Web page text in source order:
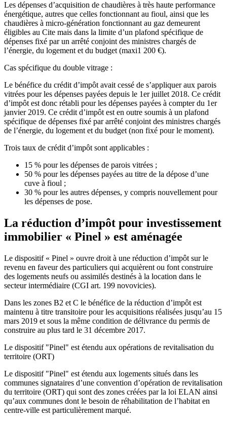
Les dépenses d’acquisition de chaudières à très haute performance
énergétique, autres que celles fonctionnant au fioul, ainsi que les
chaudières à micro-génération fonctionnant au gaz demeurent
éligibles au Cite mais dans la limite d’un plafond spécifique de
dépenses fixé par un arrêté conjoint des ministres chargés de
l’énergie, du logement et du budget (maxi1 200 €).
Cas spécifique du double vitrage :
Le bénéfice du crédit d’impôt avait cessé de s’appliquer aux parois
vitrées pour les dépenses payées depuis le 1er juillet 2018. Ce crédit
d’impôt est donc rétabli pour les dépenses payées à compter du 1er
janvier 2019. Ce crédit d’impôt est en outre soumis à un plafond
spécifique de dépenses fixé par arrêté conjoint des ministres chargés
de l’énergie, du logement et du budget (non fixé pour le moment).
Trois taux de crédit d’impôt sont applicables :
15 % pour les dépenses de parois vitrées ;
50 % pour les dépenses payées au titre de la dépose d’une
cuve à fioul ;
30 % pour les autres dépenses, y compris nouvellement pour
les dépenses de pose.
La réduction d’impôt pour investissement
immobilier « Pinel » est aménagée
Le dispositif « Pinel » ouvre droit à une réduction d’impôt sur le
revenu en faveur des particuliers qui acquièrent ou font construire
des logements neufs ou assimilés destinés à la location dans le
secteur intermédiaire (CGI art. 199 novovicies).
Dans les zones B2 et C le bénéfice de la réduction d’impôt est
maintenu à titre transitoire pour les acquisitions réalisées jusqu’au 15
mars 2019 et sous la même condition de délivrance du permis de
construire au plus tard le 31 décembre 2017.
Le dispositif "Pinel" est étendu aux opérations de revitalisation du
territoire (ORT)
Le dispositif "Pinel" est étendu aux logements situés dans les
communes signataires d’une convention d’opération de revitalisation
du territoire (ORT) qui sont des zones créées par la loi ELAN ainsi
qu’aux communes dont le besoin de réhabilitation de l’habitat en
centre-ville est particulièrement marqué.